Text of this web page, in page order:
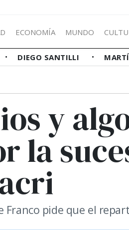
ECONOMÍA MUNDO
DIEGO SANTILLI
y
la
pide que el